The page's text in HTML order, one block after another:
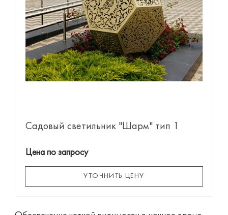
Садовый светильник "Шарм" тип 1
Цена по запросу
УТОЧНИТЬ ЦЕНУ